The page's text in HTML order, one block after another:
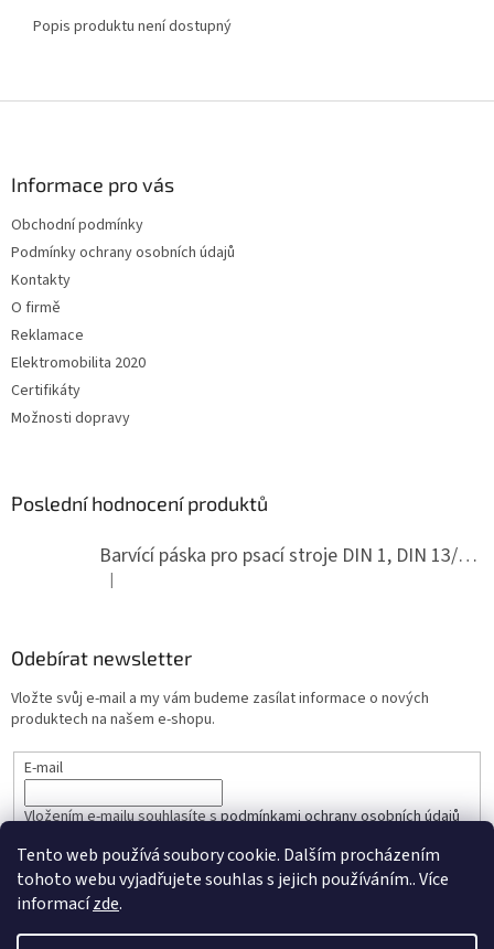
Tento web používá soubory cookie. Dalším procházením
tohoto webu vyjadřujete souhlas s jejich používáním.. Více
informacízde.
Popis produktu není dostupný
Informace pro vás
Obchodní podmínky
Podmínky ochrany osobních údajů
Kontakty
O firmě
Reklamace
Elektromobilita 2020
Certifikáty
Možnosti dopravy
Poslední hodnocení produktů
Barvící páska pro psací stroje DIN 1, DIN 13/10, LAND, PA červenočerná
Hodnocení produktu je 5 z 5 hvězdiček.
|
Odebírat newsletter
Vložte svůj e-mail a my vám budeme zasílat informace o nových
produktech na našem e-shopu.
E-mail
Vložením e-mailu souhlasíte spodmínkami ochrany osobních údajů
PŘIHLÁSIT SE